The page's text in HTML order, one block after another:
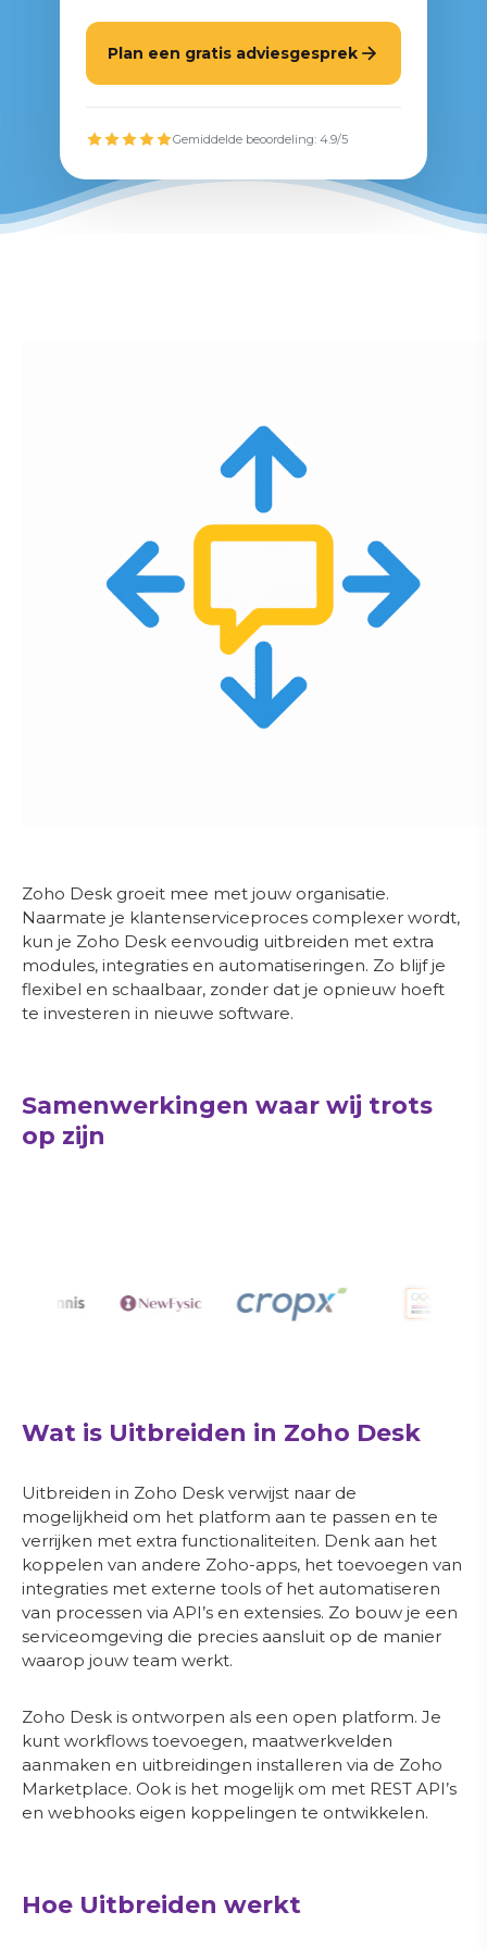
Plan een gratis adviesgesprek
Gemiddelde beoordeling: 4.9/5
Zoho Desk groeit mee met jouw organisatie.
Naarmate je klantenserviceproces complexer wordt,
kun je Zoho Desk eenvoudig uitbreiden met extra
modules, integraties en automatiseringen. Zo blijf je
flexibel en schaalbaar, zonder dat je opnieuw hoeft
te investeren in nieuwe software.
Samenwerkingen waar wij trots
op zijn
Wat is Uitbreiden in Zoho Desk
Uitbreiden in Zoho Desk verwijst naar de
mogelijkheid om het platform aan te passen en te
verrijken met extra functionaliteiten. Denk aan het
koppelen van andere Zoho-apps, het toevoegen van
integraties met externe tools of het automatiseren
van processen via API’s en extensies. Zo bouw je een
serviceomgeving die precies aansluit op de manier
waarop jouw team werkt.
Zoho Desk is ontworpen als een open platform. Je
kunt workflows toevoegen, maatwerkvelden
aanmaken en uitbreidingen installeren via de Zoho
Marketplace. Ook is het mogelijk om met REST API’s
en webhooks eigen koppelingen te ontwikkelen.
Hoe Uitbreiden werkt